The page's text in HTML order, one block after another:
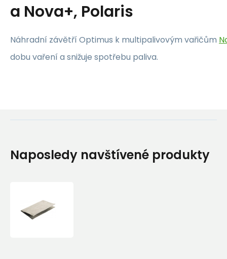
a Nova+, Polaris
Náhradní závětří Optimus k multipalivovým vařičům
dobu vaření a snižuje spotřebu paliva.
Naposledy navštívené produkty